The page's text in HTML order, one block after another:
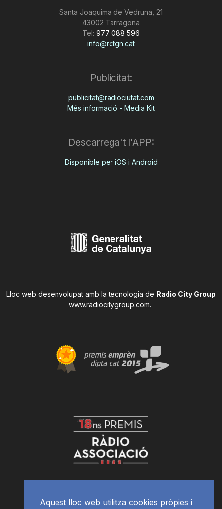
Santa Joaquima de Vedruna, 21
43002 Tarragona
Tel: 977 088 596
info@rctgn.cat
Publicitat:
publicitat@radiociutat.com
Més informació - Media Kit
Descarrega't l'APP:
Disponible per iOS i Android
Lloc web desenvolupat amb la tecnologia de Radio City Group
www.radiocitygroup.com.
Aquest lloc web utilitza cookies pròpies i